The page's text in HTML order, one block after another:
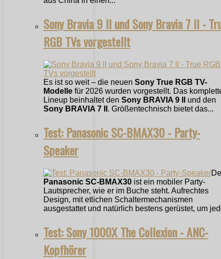
Sony Bravia 9 II und Sony Bravia 7 II -
RGB TVs vorgestellt
Es ist so weit – die neuen Sony True RGB TV-
Modelle für 2026 wurden vorgestellt. Das
Lineup beinhaltet den Sony BRAVIA 9 II
und den
Sony BRAVIA 7 II . Größentechnisch bietet das...
Test: Panasonic SC-BMAX30 - Party-
Speaker
Panasonic SC-BMAX30 ist ein mobiler Party-
Lautsprecher, wie er im Buche steht. Aufrechtes
Design, mit etlichen Schaltermechanismen
ausgestattet und natürlich bestens gerüstet, um
Test: Sony 1000X The Collexion - ANC-
Kopfhörer